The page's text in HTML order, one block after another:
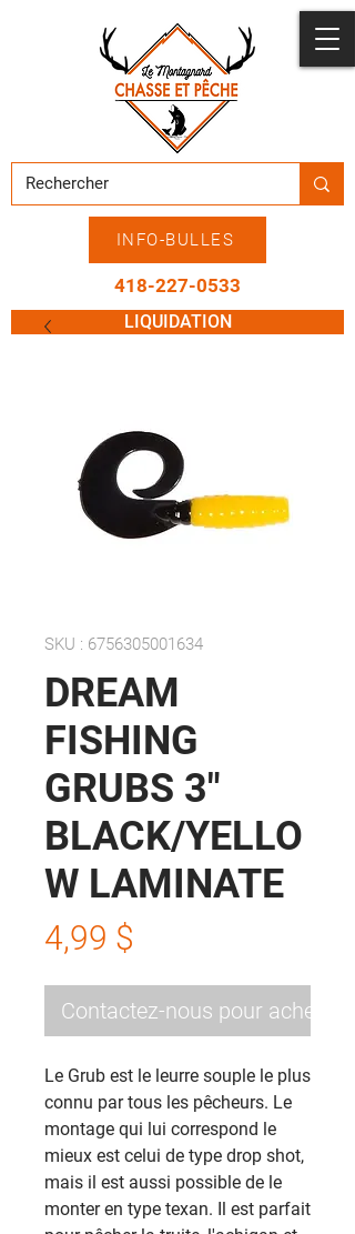
INFO-BULLES
418-227-0533
LIQUIDATION
SKU : 6756305001634
DREAM
FISHING
GRUBS 3"
BLACK/YELLO
W LAMINATE
4,99 $
Contactez-nous pour acheter
Le Grub est le leurre souple le plus
connu par tous les pêcheurs. Le
montage qui lui correspond le
mieux est celui de type drop shot,
mais il est aussi possible de le
monter en type texan. Il est parfait